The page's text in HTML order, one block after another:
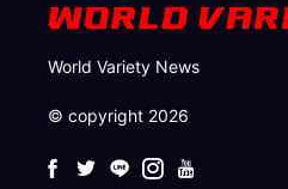
World Variety News
© copyright 2026